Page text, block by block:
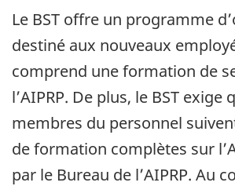
Le BST offre un programme
destiné aux nouveaux
comprend une formation de
l’AIPRP. De plus, le BST exige
membres du personnel
de formation complètes sur
par le Bureau de l’AIPRP. Au